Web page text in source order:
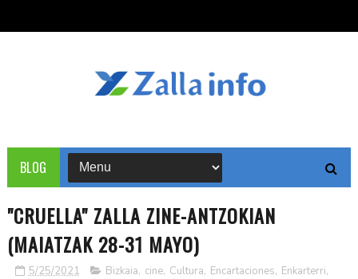
BLOG
"CRUELLA" ZALLA ZINE-ANTZOKIAN
(MAIATZAK 28-31 MAYO)
5/25/2021 Bizkaia, cine, Cultura, Encartaciones, Enkarterri,